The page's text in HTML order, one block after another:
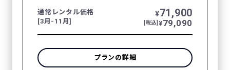
通常レンタル価格
[3月-11月]
¥71,900
[税込] ¥79,090
プランの詳細